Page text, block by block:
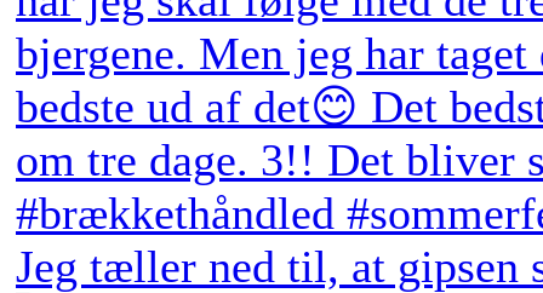
Jeg tæller ned til, at gipsen